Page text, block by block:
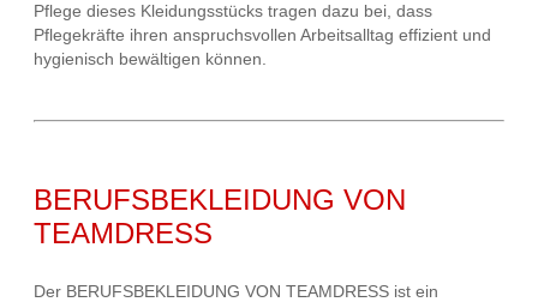
Pflege dieses Kleidungsstücks tragen dazu bei, dass
Pflegekräfte ihren anspruchsvollen Arbeitsalltag effizient und
hygienisch bewältigen können.
BERUFSBEKLEIDUNG VON
TEAMDRESS
Der BERUFSBEKLEIDUNG VON TEAMDRESS ist ein